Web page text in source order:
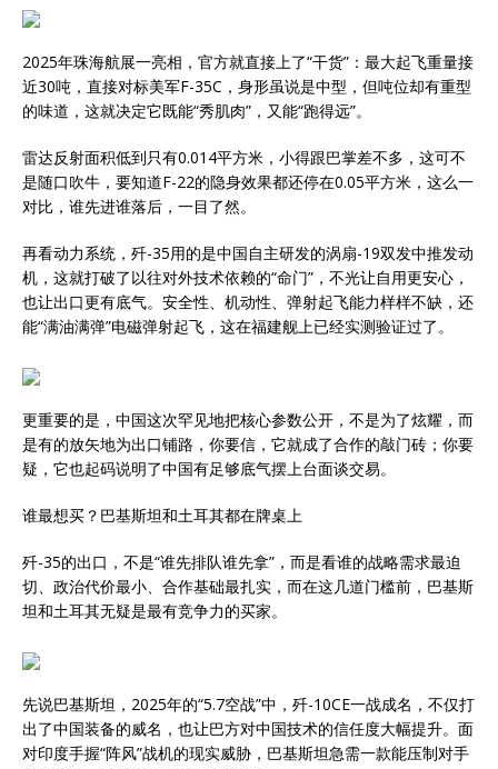
2025年珠海航展一亮相，官方就直接上了“干货”：最大起飞重量接
近30吨，直接对标美军F-35C，身形虽说是中型，但吨位却有重型
的味道，这就决定它既能“秀肌肉”，又能“跑得远”。
雷达反射面积低到只有0.014平方米，小得跟巴掌差不多，这可不
是随口吹牛，要知道F-22的隐身效果都还停在0.05平方米，这么一
对比，谁先进谁落后，一目了然。
再看动力系统，歼-35用的是中国自主研发的涡扇-19双发中推发动
机，这就打破了以往对外技术依赖的“命门”，不光让自用更安心，
也让出口更有底气。安全性、机动性、弹射起飞能力样样不缺，还
能“满油满弹”电磁弹射起飞，这在福建舰上已经实测验证过了。
更重要的是，中国这次罕见地把核心参数公开，不是为了炫耀，而
是有的放矢地为出口铺路，你要信，它就成了合作的敲门砖；你要
疑，它也起码说明了中国有足够底气摆上台面谈交易。
谁最想买？巴基斯坦和土耳其都在牌桌上
歼-35的出口，不是“谁先排队谁先拿”，而是看谁的战略需求最迫
切、政治代价最小、合作基础最扎实，而在这几道门槛前，巴基斯
坦和土耳其无疑是最有竞争力的买家。
先说巴基斯坦，2025年的“5.7空战”中，歼-10CE一战成名，不仅打
出了中国装备的威名，也让巴方对中国技术的信任度大幅提升。面
对印度手握“阵风”战机的现实威胁，巴基斯坦急需一款能压制对手